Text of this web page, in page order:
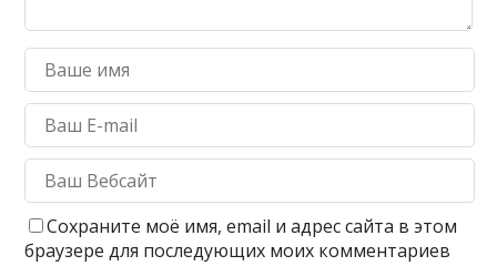
Сохраните моё имя, email и адрес сайта в этом
браузере для последующих моих комментариев